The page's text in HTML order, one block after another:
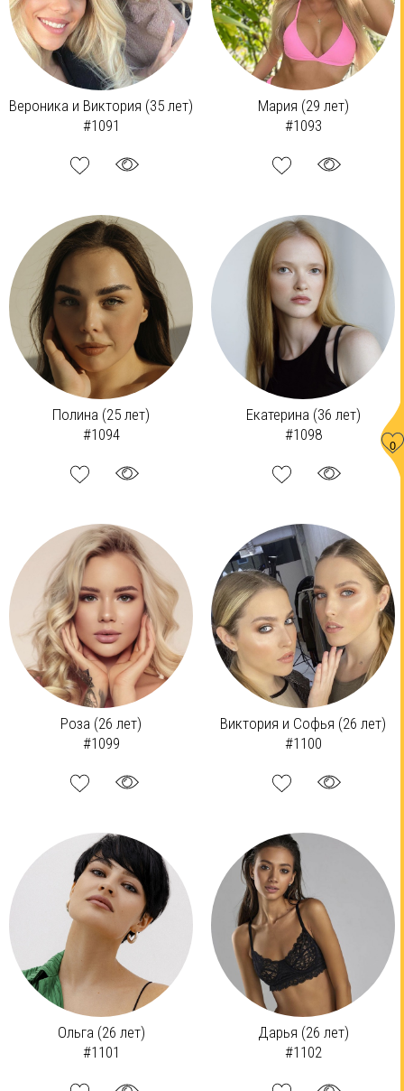
0
Вероника и Виктория (35 лет)
#1091
Мария (29 лет)
#1093
Полина (25 лет)
#1094
Екатерина (36 лет)
#1098
Роза (26 лет)
#1099
Виктория и Софья (26 лет)
#1100
Ольга (26 лет)
#1101
Дарья (26 лет)
#1102